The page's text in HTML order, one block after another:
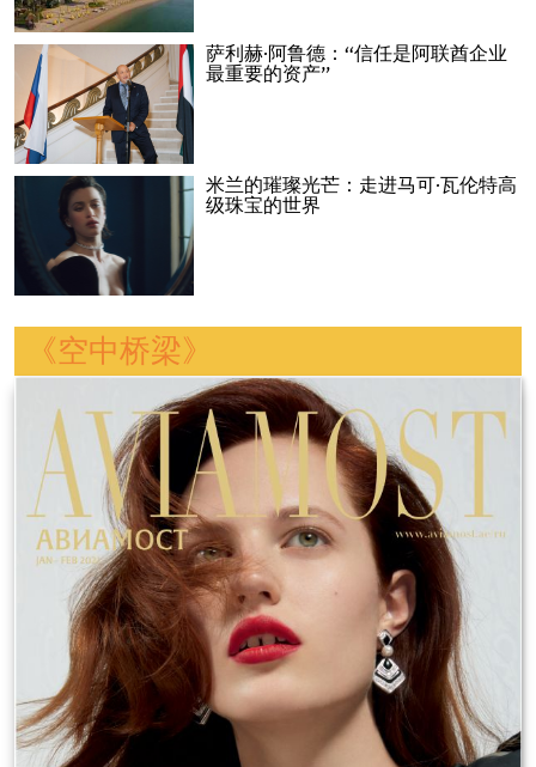
萨利赫·阿鲁德：“信任是阿联酋企业
最重要的资产”
米兰的璀璨光芒：走进马可·瓦伦特高
级珠宝的世界
《空中桥梁》